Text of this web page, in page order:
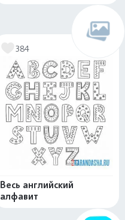
384
Весь английский
алфавит